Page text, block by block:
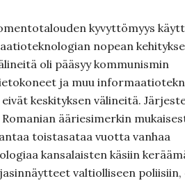
kyvyttömyys
nopean
oli pääsyy kommunismin
ja muu
keskityksen välineitä.
ääriesimerkin
toistasataa vuotta vanhaa
kansalaisten käsiin
valtiolliseen poliisiin,